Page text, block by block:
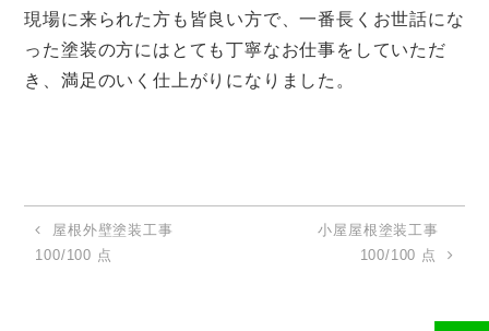
現場に来られた方も皆良い方で、一番長くお世話にな
った塗装の方にはとても丁寧なお仕事をしていただ
き、満足のいく仕上がりになりました。
屋根外壁塗装工事
100/100 点
小屋屋根塗装工事
100/100 点